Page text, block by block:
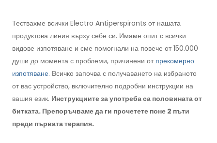
Тествахме всички Electro Antiperspirants от нашата
продуктова линия върху себе си. Имаме опит с всички
видове изпотяване и сме помогнали на повече от 150.000
души до момента с проблеми, причинени от прекомерно
изпотяване. Всичко започва с получаването на избраното
от вас устройство, включително подробни инструкции на
вашия език. Инструкциите за употреба са половината от
битката. Препоръчваме да ги прочетете поне 2 пъти
преди първата терапия.